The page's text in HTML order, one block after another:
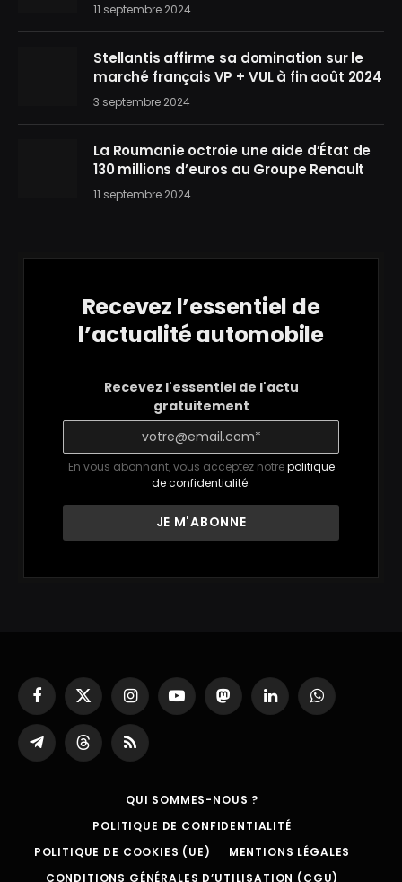
11 septembre 2024
Stellantis affirme sa domination sur le
marché français VP + VUL à fin août 2024
3 septembre 2024
La Roumanie octroie une aide d’État de
130 millions d’euros au Groupe Renault
11 septembre 2024
Recevez l’essentiel de
l’actualité automobile
Recevez l'essentiel de l'actu
gratuitement
En vous abonnant, vous acceptez notrepolitique
de confidentialité.
Facebook
X
(Twitter)
InstagramYouTubeMastodonLinkedInWhatsApp
Partager
sur
ThreadsRSS
QUI SOMMES-NOUS ?
POLITIQUE DE CONFIDENTIALITÉ
POLITIQUE DE COOKIES (UE)
MENTIONS LÉGALES
CONDITIONS GÉNÉRALES D’UTILISATION (CGU)